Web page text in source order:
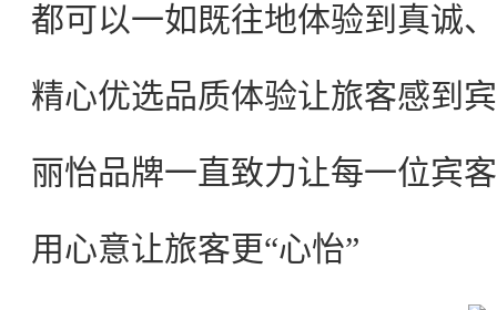
都可以一如既往地体验到真诚
精心优选品质体验让旅客感到
丽怡品牌一直致力让每一位宾
用心意让旅客更“心怡”